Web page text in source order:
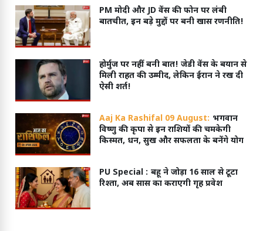
PM मोदी और JD वेंस की फोन पर लंबी
बातचीत, इन बड़े मुद्दों पर बनी खास रणनीति!
होर्मुज पर नहीं बनी बात! जेडी वेंस के बयान से
मिली राहत की उम्मीद, लेकिन ईरान ने रख दी
ऐसी शर्त!
Aaj Ka Rashifal 09 August: भगवान
विष्णु की कृपा से इन राशियों की चमकेगी
किस्मत, धन, सुख और सफलता के बनेंगे योग
PU Special : बहू ने जोड़ा 16 साल से टूटा
रिश्ता, अब सास का कराएगी गृह प्रवेश